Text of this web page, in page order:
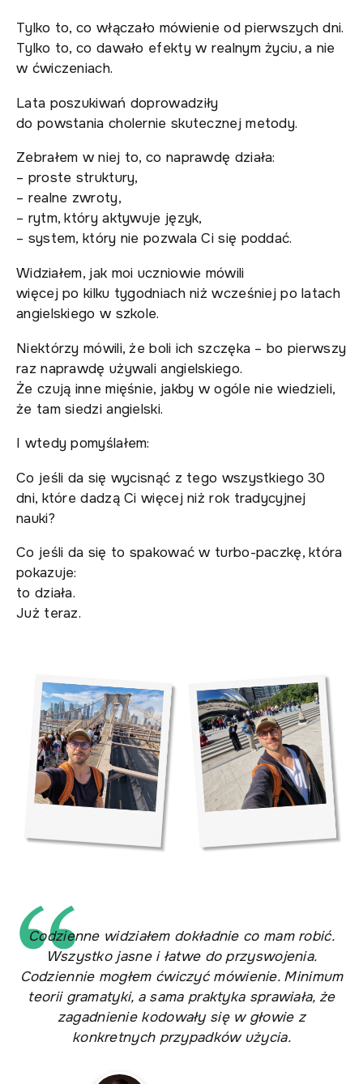
Tylko to, co włączało mówienie od pierwszych dni.
Tylko to, co dawało efekty w realnym życiu, a nie
w ćwiczeniach.
Lata poszukiwań doprowadziły
do powstania cholernie skutecznej metody.
Zebrałem w niej to, co naprawdę działa:
– proste struktury,
– realne zwroty,
– rytm, który aktywuje język,
– system, który nie pozwala Ci się poddać.
Widziałem, jak moi uczniowie mówili
więcej po kilku tygodniach niż wcześniej po latach
angielskiego w szkole.
Niektórzy mówili, że boli ich szczęka – bo pierwszy
raz naprawdę używali angielskiego.
Że czują inne mięśnie, jakby w ogóle nie wiedzieli,
że tam siedzi angielski.
I wtedy pomyślałem:
Co jeśli da się wycisnąć z tego wszystkiego 30
dni, które dadzą Ci więcej niż rok tradycyjnej
nauki?
Co jeśli da się to spakować w turbo-paczkę, która
pokazuje:
to działa.
Już teraz.
Codzienne widziałem dokładnie co mam robić.
Wszystko jasne i łatwe do przyswojenia.
Codziennie mogłem ćwiczyć mówienie. Minimum
teorii gramatyki, a sama praktyka sprawiała, że
zagadnienie kodowały się w głowie z
konkretnych przypadków użycia.